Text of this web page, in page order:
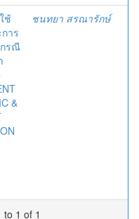
ช้
าร
รณี
&
ชนทยา สรณารักษ์
to 1 of 1